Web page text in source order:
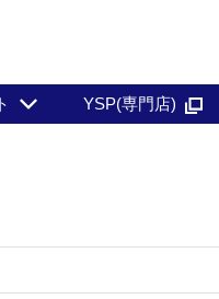
YSP(専門店)